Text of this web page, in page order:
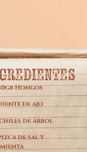
Hongos
de ajo
de árbol
de sal y